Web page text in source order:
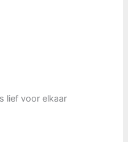
lief voor elkaar